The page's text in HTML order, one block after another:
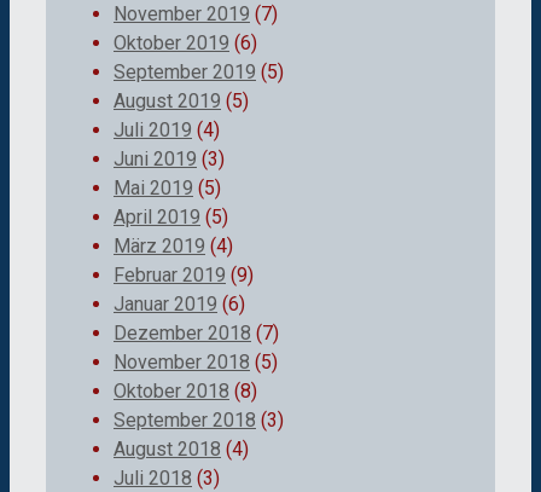
November 2019 (7)
Oktober 2019 (6)
September 2019 (5)
August 2019 (5)
Juli 2019 (4)
Juni 2019 (3)
Mai 2019 (5)
April 2019 (5)
März 2019 (4)
Februar 2019 (9)
Januar 2019 (6)
Dezember 2018 (7)
November 2018 (5)
Oktober 2018 (8)
September 2018 (3)
August 2018 (4)
Juli 2018 (3)